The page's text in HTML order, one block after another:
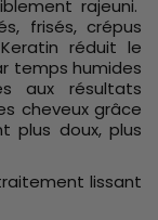
rajeuni.
frisés, crépus
réduit le
temps humides
aux résultats
cheveux grâce
plus doux, plus
lissant